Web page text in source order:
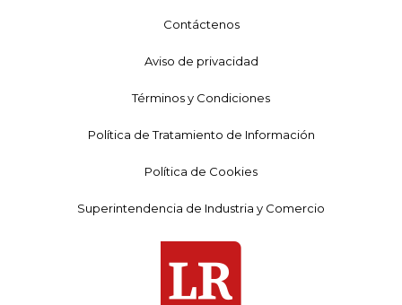
Contáctenos
Aviso de privacidad
Términos y Condiciones
Política de Tratamiento de Información
Política de Cookies
Superintendencia de Industria y Comercio